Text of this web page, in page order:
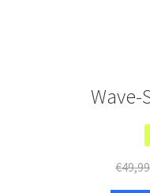
Wave-
€49,99